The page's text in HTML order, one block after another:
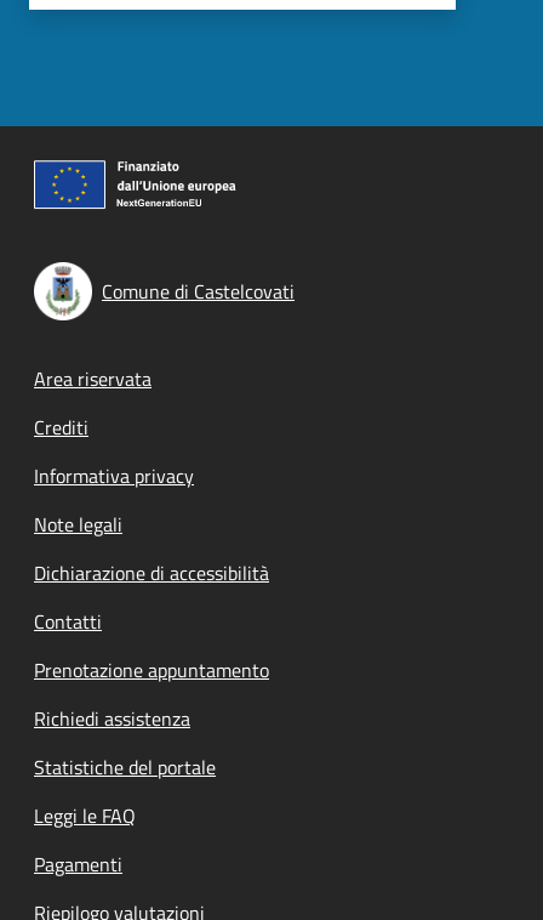
Comune di Castelcovati
Footer menu
Area riservata
Crediti
Informativa privacy
Note legali
Dichiarazione di accessibilità
Contatti
Prenotazione appuntamento
Richiedi assistenza
Statistiche del portale
Leggi le FAQ
Pagamenti
Riepilogo valutazioni